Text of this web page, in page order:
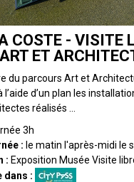
COSTE - VISITE
ET
du parcours Art et
d’un plan les
réalisés ...
3h
: le matin l'après-midi le
: Exposition Musée Visite
dans :